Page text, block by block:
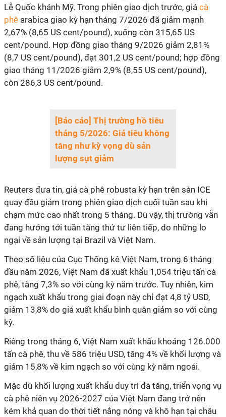
Lễ Quốc khánh Mỹ. Trong phiên giao dịch trước, giá cà
phê arabica giao kỳ hạn tháng 7/2026 đã giảm mạnh
2,67% (8,65 US cent/pound), xuống còn 315,65 US
cent/pound. Hợp đồng giao tháng 9/2026 giảm 2,81%
(8,7 US cent/pound), đạt 301,2 US cent/pound; hợp đồng
giao tháng 11/2026 giảm 2,9% (8,55 US cent/pound),
còn 286,3 US cent/pound.
[Báo cáo] Thị trường hồ tiêu
tháng 5/2026: Giá tiêu không
tăng như kỳ vọng dù sản
lượng sụt giảm
Reuters đưa tin, giá cà phê robusta kỳ hạn trên sàn ICE
quay đầu giảm trong phiên giao dịch cuối tuần sau khi
chạm mức cao nhất trong 5 tháng. Dù vậy, thị trường vẫn
đang hướng tới tuần tăng thứ tư liên tiếp, do những lo
ngại về sản lượng tại Brazil và Việt Nam.
Theo số liệu của Cục Thống kê Việt Nam, trong 6 tháng
đầu năm 2026, Việt Nam đã xuất khẩu 1,054 triệu tấn cà
phê, tăng 7,3% so với cùng kỳ năm trước. Tuy nhiên, kim
ngạch xuất khẩu trong giai đoạn này chỉ đạt 4,8 tỷ USD,
giảm 13,8% do giá xuất khẩu bình quân giảm so với cùng
kỳ.
Riêng trong tháng 6, Việt Nam xuất khẩu khoảng 126.000
tấn cà phê, thu về 586 triệu USD, tăng 4% về khối lượng và
giảm 15,8% về kim ngạch so với cùng kỳ năm ngoái.
Mặc dù khối lượng xuất khẩu duy trì đà tăng, triển vọng vụ
cà phê niên vụ 2026-2027 của Việt Nam đang trở nên
kém khả quan do thời tiết nắng nóng và khô hạn tại châu